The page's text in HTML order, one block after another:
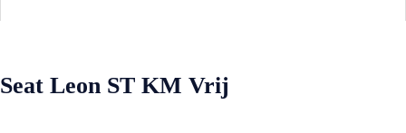
Seat Leon ST KM Vrij